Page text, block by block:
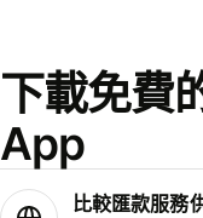
下載免費
App
比較匯款服務